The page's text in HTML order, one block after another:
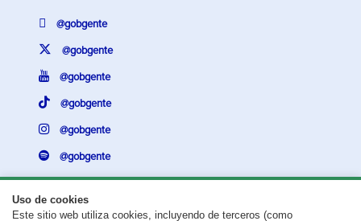
Uso de cookies
Este sitio web utiliza cookies, incluyendo de terceros (como
@gobgente
@gobgente
@gobgente
@gobgente
@gobgente
@gobgente
¿Existe algún problema con esta página?Repórtalo aquí.